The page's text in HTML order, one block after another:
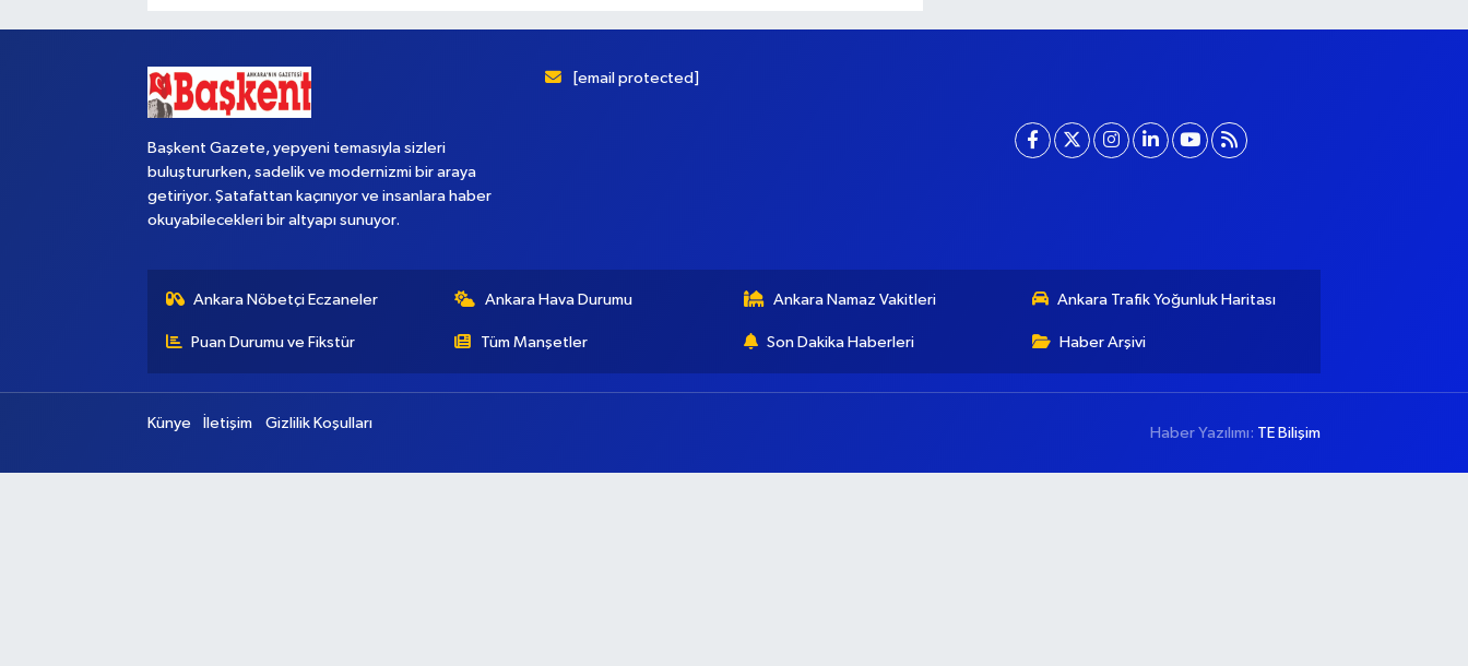
Başkent Gazete, yepyeni temasıyla sizleri
buluştururken, sadelik ve modernizmi bir araya
getiriyor. Şatafattan kaçınıyor ve insanlara haber
okuyabilecekleri bir altyapı sunuyor.
[email protected]
Ankara Nöbetçi Eczaneler Ankara Hava Durumu Ankara Namaz Vakitleri Ankara Trafik Yoğunluk Haritası
Puan Durumu ve Fikstür Tüm Manşetler Son Dakika Haberleri Haber Arşivi
Künye İletişim Gizlilik Koşulları
Haber Yazılımı: TE Bilişim